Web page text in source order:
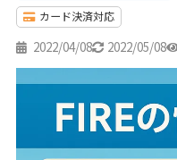
カード決済対応
2022/04/08 2022/05/08